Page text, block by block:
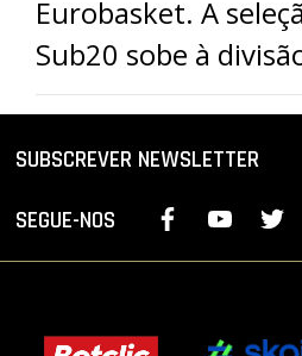
AGENTES
AGENDA
SELEÇÕES
ÁREA TÉCNICA
PROJETOS
LIGA BETCLIC
Eurobasket. A
Sub20 sobe à
SUBSCREVER NEWSLETTER
SEGUE-NOS